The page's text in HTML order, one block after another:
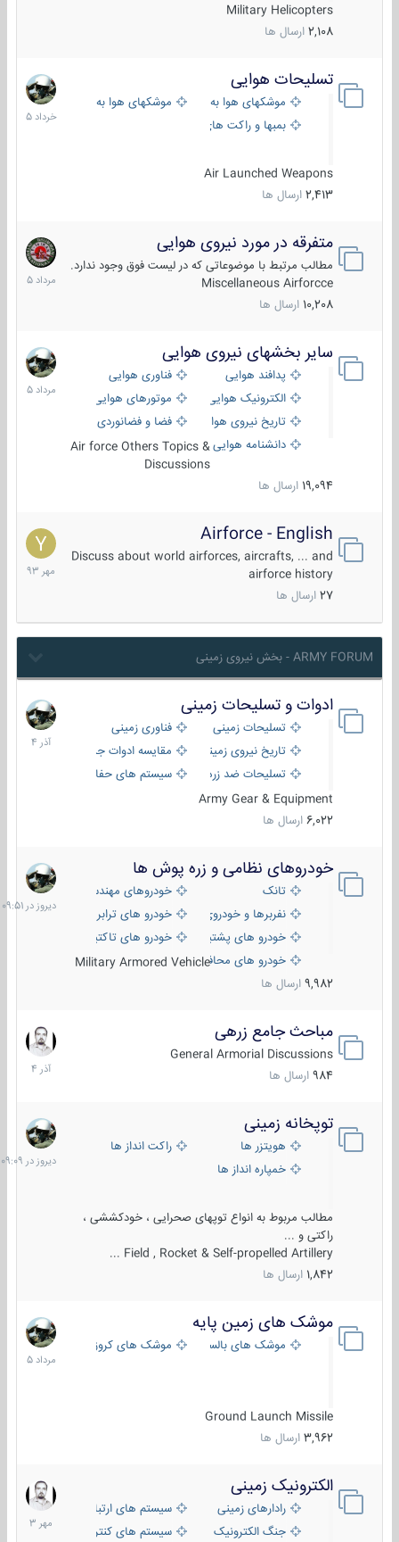
Military Helicopters
2,108 ارسال ها
تسلیحات هوایی
موشکهای هوا به هوا
موشکهای هوا به سطح
بمبها و راکت های هوایی
Air Launched Weapons
2,413 ارسال ها
30
خرداد
1405
متفرقه در مورد نیروی هوایی
مطالب مرتبط با موضوعاتی که در لیست فوق وجود ندارد.
Miscellaneous Airforcce
10,208 ارسال ها
7
مرداد
1405
سایر بخشهای نیروی هوایی
پدافند هوایی
فناوری هوایی
الکترونیک هوایی
موتورهای هوایی
تاریخ نیروی هوایی
فضا و فضانوردی
دانشنامه هواییAir force Others Topics &
Discussions
19,094 ارسال ها
2
مرداد
1405
Airforce - English
Discuss about world airforces, aircrafts, ... and
airforce history
27 ارسال ها
15
مهر
1393
ARMY FORUM - بخش نیروی زمینی
ادوات و تسلیحات زمینی
تسلیحات زمینی
فناوری زمینی
تاریخ نیروی زمینی
مقایسه ادوات جنگی
تسلیحات ضد زره
سیستم های حفاظت فعال
Army Gear & Equipment
6,022 ارسال ها
21
آذر
1404
خودروهای نظامی و زره پوش ها
تانک
خودروهای مهندسی
نفربرها و خودروی های رزمی پیاده نظام
خودرو های ترابری نظامی
خودرو های پشتیبانی آتش ، شناسایی و ضد تانک
خودرو های تاکتیکی نظامی
خودرو های محافظت شدهMilitary Armored Vehicle
9,982 ارسال ها
دیروز
در
09:51
مباحث جامع زرهی
General Armorial Discussions
984 ارسال ها
7
آذر
1404
توپخانه زمینی
هویتزر ها
راکت انداز ها
خمپاره انداز ها
مطالب مربوط به انواع توپهای صحرایی ، خودکششی ،
راکتی و ...
Field , Rocket & Self-propelled Artillery ...
1,842 ارسال ها
دیروز
در
09:09
موشک های زمین پایه
موشک های بالستیک موشک های کروز
Ground Launch Missile
3,962 ارسال ها
2
مرداد
1405
الکترونیک زمینی
رادارهای زمینی
سیستم های ارتباطی و جمع آوری
جنگ الکترونیک
سیستم های کنترل آتش و تجهیزات
1
مهر
1403